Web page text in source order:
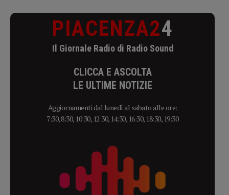
PIACENZA24
Il Giornale Radio di Radio Sound
CLICCA E ASCOLTA
LE ULTIME NOTIZIE
Aggiornamenti dal lunedì al sabato alle ore:
7:30, 8:30, 10:30, 12:30, 14:30, 16:30, 18:30, 19:30